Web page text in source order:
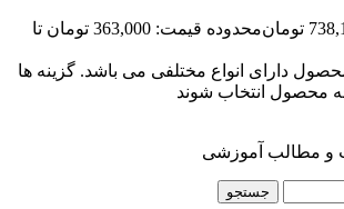
تومان
محدوده قیمت: 363,000 تومان تا
دارای انواع مختلفی می باشد. گزینه ها
محصول انتخاب شوند
و مطالب آموزشی
جستجو